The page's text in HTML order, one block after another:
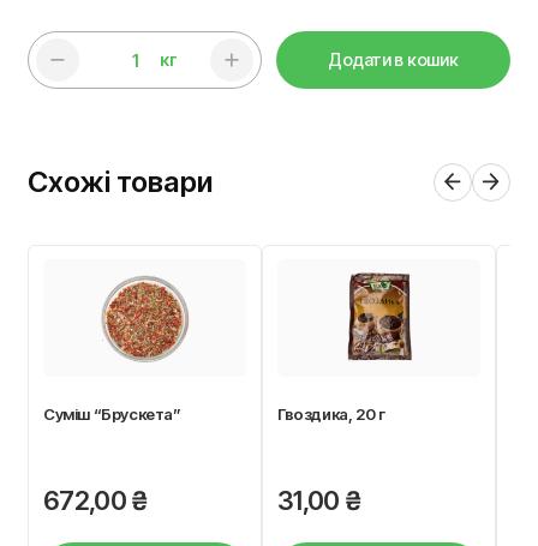
кг Додати в кошик
Схожі товари
Суміш “Брускета”
672,00₴
Гвоздика, 20 г
31,00 ₴